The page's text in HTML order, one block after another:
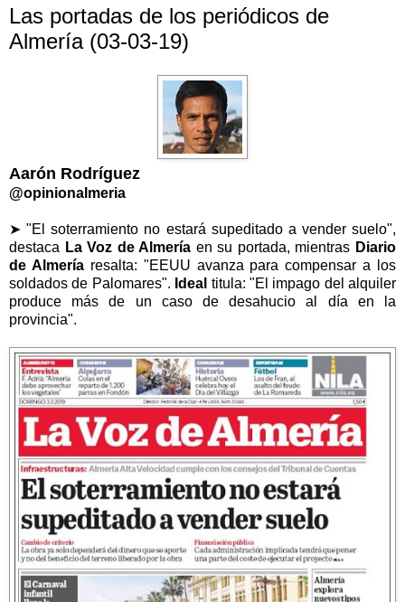
Las portadas de los periódicos de
Almería (03-03-19)
Aarón Rodríguez
@opinionalmeria
➤ "El soterramiento no estará supeditado a vender suelo",
destaca La Voz de Almería en su portada, mientras Diario
de Almeríaresalta: "EEUU avanza para compensar a los
soldados de Palomares". Ideal titula: "El impago del alquiler
produce más de un caso de desahucio al día en la
provincia".